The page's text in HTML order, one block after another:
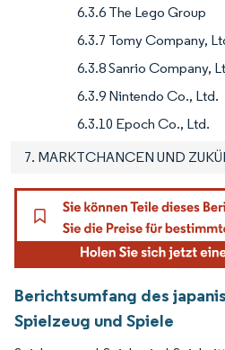
6.3.6 The Lego Group
6.3.7 Tomy Company,
6.3.8 Sanrio Company,
6.3.9 Nintendo Co., Ltd.
6.3.10 Epoch Co., Ltd.
7. MARKTCHANCEN UND
Berichtsumfang des
Spielzeug und Spiele